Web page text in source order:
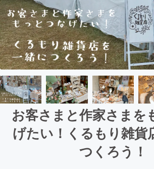
お客さまと作家さまを
げたい！くるもり雑貨
つくろう！